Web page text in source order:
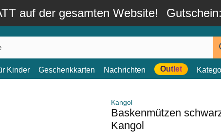
auf der gesamten Website! Gutschein:
Kinder Geschenkkarten Nachrichten Outlet
Kangol
Baskenmützen
Kangol